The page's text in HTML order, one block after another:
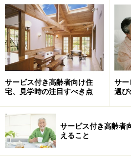
サービス付き高齢者向け住
宅、見学時の注目すべき点
サー
選び
サービス付き高齢者
えること